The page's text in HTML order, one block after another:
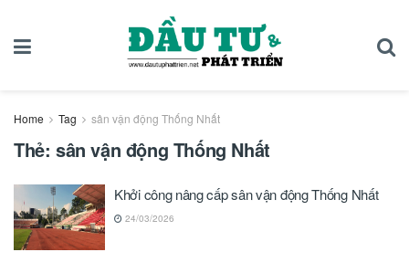
Home Tag sân vận động Thống Nhất
Thẻ: sân vận động Thống Nhất
Khởi công nâng cấp sân vận động Thống Nhất
24/03/2026